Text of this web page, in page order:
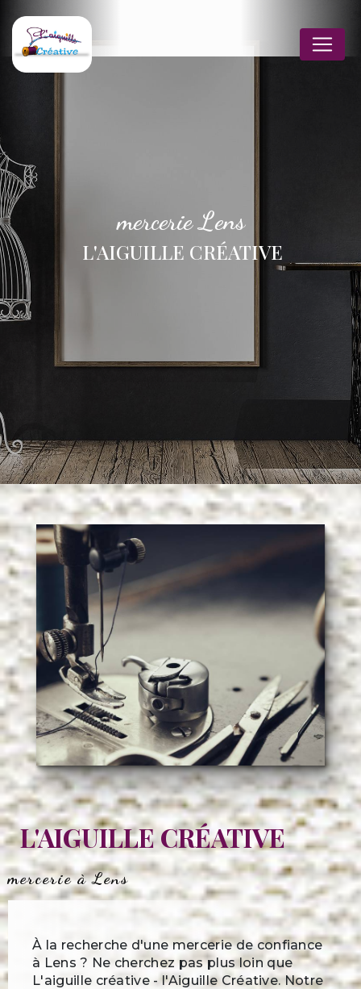
mercerie Lens
L'AIGUILLE CRÉATIVE
L'AIGUILLE CRÉATIVE
mercerie à Lens
À la recherche d'une mercerie de confiance
à Lens ? Ne cherchez pas plus loin que
L'aiguille créative - l'Aiguille Créative. Notre